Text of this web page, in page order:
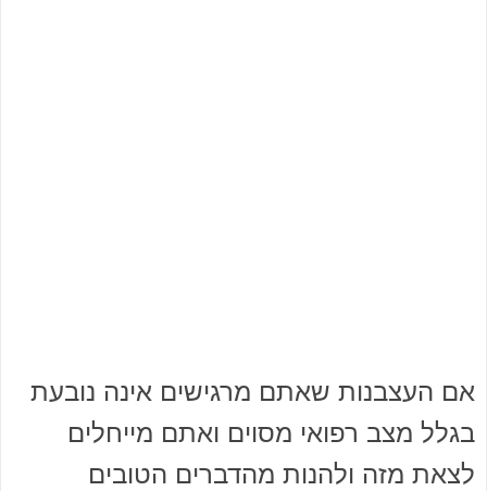
אם העצבנות שאתם מרגישים אינה נובעת
בגלל מצב רפואי מסוים ואתם מייחלים
לצאת מזה ולהנות מהדברים הטובים